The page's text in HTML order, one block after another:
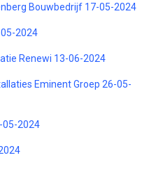
Bouwbedrijf 17-05-2024
2024
Renewi 13-06-2024
Eminent Groep 26-05-
05-2024